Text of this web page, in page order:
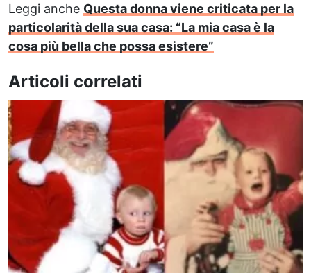
Leggi anche Questa donna viene criticata per la
particolarità della sua casa: “La mia casa è la
cosa più bella che possa esistere”
Articoli correlati